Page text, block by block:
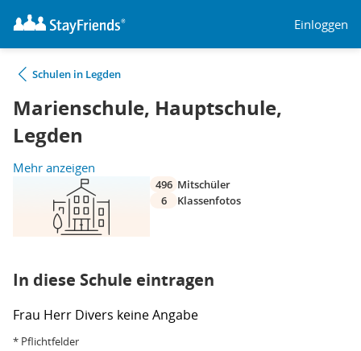
Einloggen
Schulen in Legden
Marienschule, Hauptschule,
Legden
Mehr anzeigen
496 Mitschüler
6
Klassenfotos
In diese Schule eintragen
Frau Herr Divers keine Angabe
* Pflichtfelder